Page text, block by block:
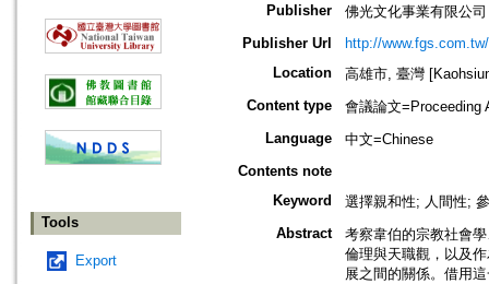
Tools
Export
Publisher
佛光文化事業有限公司
Publisher Url
http://
Location
高雄市, 臺灣
Content type
會議論文=Proceeding
Language
中文=Chinese
Contents note
Keyword
選擇親和性; 人間性;
Abstract
考察韋伯的宗教社會
倫理與天職觀，以及
展之間的關係。借用